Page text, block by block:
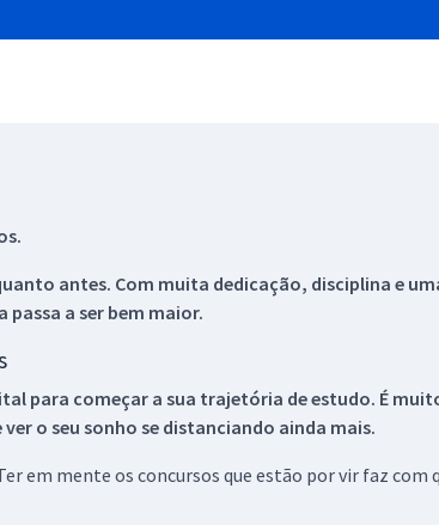
antes. Com muita dedicação, disciplina e
a ser bem maior.
para começar a sua trajetória de estudo. É
o seu sonho se distanciando ainda mais.
em mente os concursos que estão por vir faz com